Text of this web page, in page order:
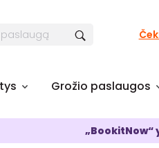
Grožio paslaugos